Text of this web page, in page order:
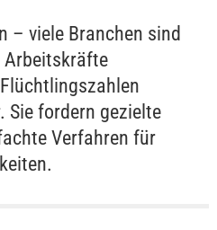
– viele Branchen sind
Sie fordern gezielte
Verfahren für